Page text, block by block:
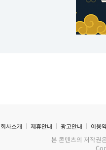
회사소개 제휴안내 광고안내 이용
본 콘텐츠의 저작권